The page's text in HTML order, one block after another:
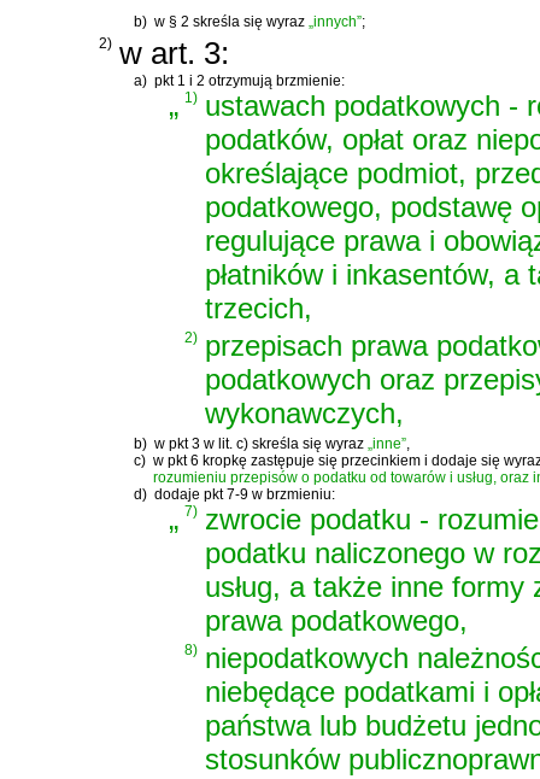
b) w § 2 skreśla się wyraz „innych”;
2) w art. 3:
a) pkt 1 i 2 otrzymują brzmienie:
„1) ustawach podatkowych -
podatków, opłat oraz
określające podmiot,
podatkowego, podstawę
regulujące prawa i
płatników i inkasentów,
trzecich,
2) przepisach prawa
podatkowych oraz
wykonawczych,
b) w pkt 3 w lit. c) skreśla się wyraz „inne”
c) w pkt 6 kropkę zastępuje się przecinkiem i dodaje się
rozumieniu przepisów o podatku od towarów i usług,
d) dodaje pkt 7-9 w brzmieniu:
„ 7) zwrocie podatku -
podatku naliczonego w
usług, a także inne
prawa podatkowego,
8) niepodatkowych
niebędące podatkami i
państwa lub budżetu
stosunków